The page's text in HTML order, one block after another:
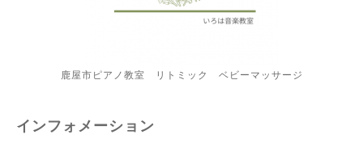
鹿屋市ピアノ教室 リトミック ベビーマッサージ
インフォメーション